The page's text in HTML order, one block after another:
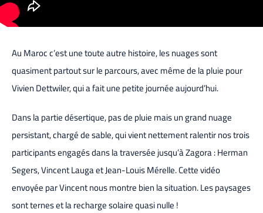
Au Maroc c’est une toute autre histoire, les nuages sont
quasiment partout sur le parcours, avec même de la pluie pour
Vivien Dettwiler, qui a fait une petite journée aujourd’hui.
Dans la partie désertique, pas de pluie mais un grand nuage
persistant, chargé de sable, qui vient nettement ralentir nos trois
participants engagés dans la traversée jusqu’à Zagora : Herman
Segers, Vincent Lauga et Jean-Louis Mérelle. Cette vidéo
envoyée par Vincent nous montre bien la situation. Les paysages
sont ternes et la recharge solaire quasi nulle !